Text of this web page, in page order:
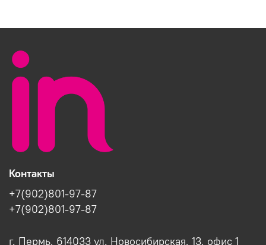
Контакты
+7(902)801-97-87
+7(902)801-97-87
г. Пермь, 614033 ул. Новосибирская, 13, офис 1